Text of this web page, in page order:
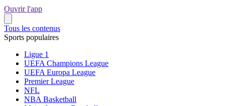
Ouvrir l'app
Tous les contenus
Sports populaires
Ligue 1
UEFA Champions League
UEFA Europa League
Premier League
NFL
NBA Basketball